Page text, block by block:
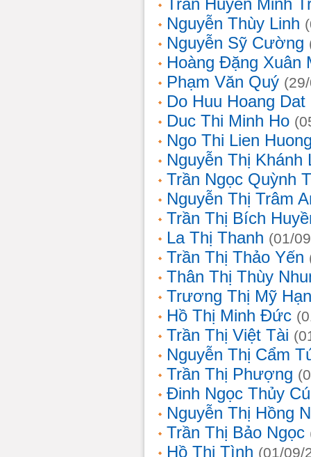
Trần Huyền Minh
Nguyễn Thùy Linh
Nguyễn Sỹ Cường
Hoàng Đặng Xuân
Phạm Văn Quý
Do Huu Hoang Dat
Duc Thi Minh Ho
Ngo Thi Lien
Nguyễn Thị Khánh
Trần Ngọc Quỳnh
Nguyễn Thị Trâm
Trần Thị Bích
La Thị Thanh (01/
Trần Thị Thảo Yến
Thân Thị Thùy
Trương Thị Mỹ
Hồ Thị Minh Đức
Trần Thị Việt Tài
Nguyễn Thị Cẩm
Trần Thị Phượng
Đinh Ngọc Thủy
Nguyễn Thị Hồng
Trần Thị Bảo Ngọc
Hồ Thị Tình (01/09/